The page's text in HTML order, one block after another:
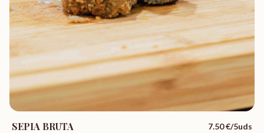
SEPIA BRUTA 7.50€/5uds